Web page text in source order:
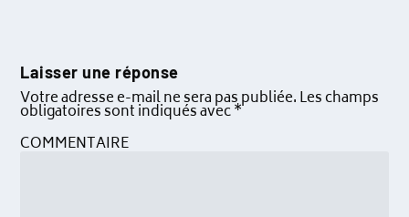
Laisser une réponse
Votre adresse e-mail ne sera pas publiée.Les champs
obligatoires sont indiqués avec*
COMMENTAIRE